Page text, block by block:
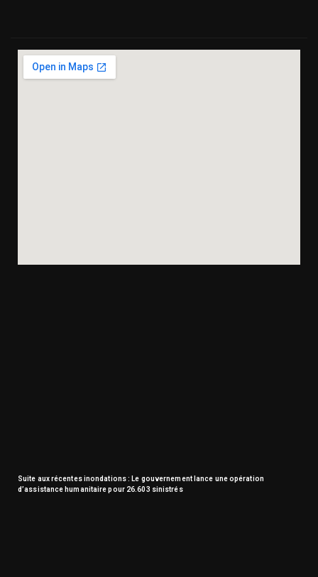
Suite aux récentes inondations : Le gouvernement lance une opération
d’assistance humanitaire pour 26.603 sinistrés